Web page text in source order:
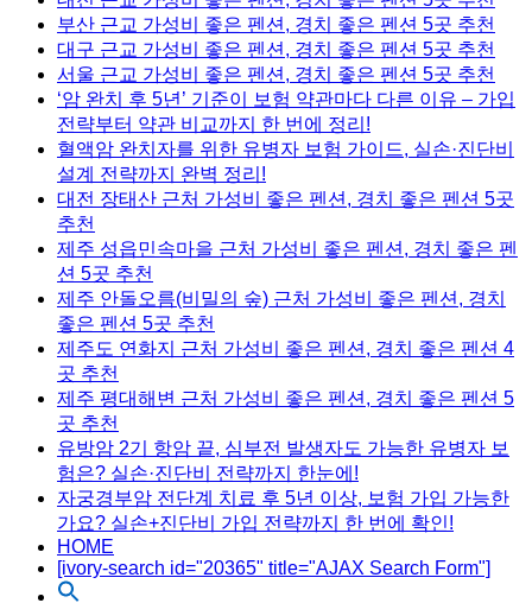
부산 근교 가성비 좋은 펜션, 경치 좋은 펜션 5곳 추천
대구 근교 가성비 좋은 펜션, 경치 좋은 펜션 5곳 추천
서울 근교 가성비 좋은 펜션, 경치 좋은 펜션 5곳 추천
‘암 완치 후 5년’ 기준이 보험 약관마다 다른 이유 – 가입
전략부터 약관 비교까지 한 번에 정리!
혈액암 완치자를 위한 유병자 보험 가이드, 실손·진단비
설계 전략까지 완벽 정리!
대전 장태산 근처 가성비 좋은 펜션, 경치 좋은 펜션 5곳
추천
제주 성읍민속마을 근처 가성비 좋은 펜션, 경치 좋은 펜
션 5곳 추천
제주 안돌오름(비밀의 숲) 근처 가성비 좋은 펜션, 경치
좋은 펜션 5곳 추천
제주도 연화지 근처 가성비 좋은 펜션, 경치 좋은 펜션 4
곳 추천
제주 평대해변 근처 가성비 좋은 펜션, 경치 좋은 펜션 5
곳 추천
유방암 2기 항암 끝, 심부전 발생자도 가능한 유병자 보
험은? 실손·진단비 전략까지 한눈에!
자궁경부암 전단계 치료 후 5년 이상, 보험 가입 가능한
가요? 실손+진단비 가입 전략까지 한 번에 확인!
HOME
[ivory-search id="20365" title="AJAX Search Form"]